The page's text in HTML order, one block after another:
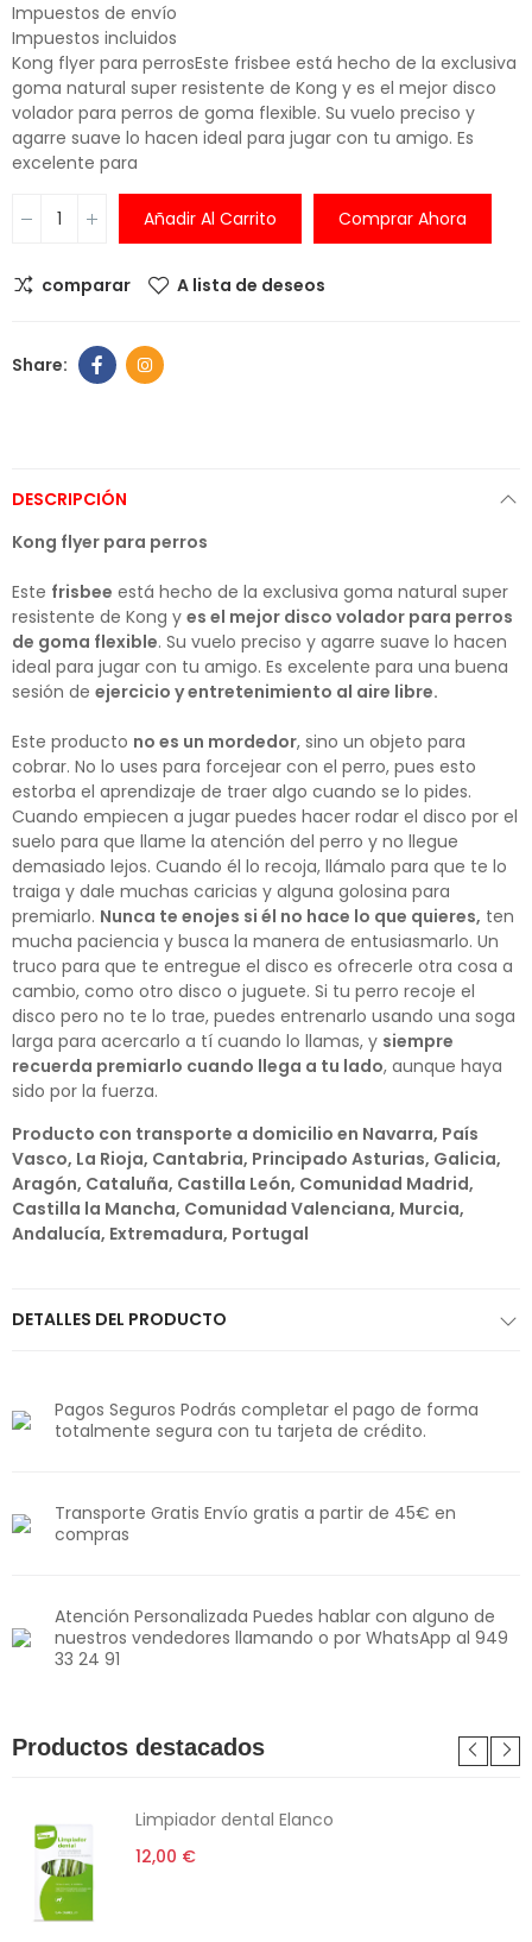
Impuestos de envío
Impuestos incluidos
Kong flyer para perrosEste frisbee está hecho de la exclusiva
goma natural super resistente de Kong y es el mejor disco
volador para perros de goma flexible. Su vuelo preciso y
agarre suave lo hacen ideal para jugar con tu amigo. Es
excelente para
Añadir Al Carrito Comprar Ahora
comparar A lista de deseos
DESCRIPCIÓN
Kong flyer para perros
Este frisbee está hecho de la exclusiva goma natural super
resistente de Kong y es el mejor disco volador para perros
de goma flexible. Su vuelo preciso y agarre suave lo hacen
ideal para jugar con tu amigo. Es excelente para una buena
sesión de ejercicio y entretenimiento al aire libre.
Este producto no es un mordedor, sino un objeto para
cobrar. No lo uses para forcejear con el perro, pues esto
estorba el aprendizaje de traer algo cuando se lo pides.
Cuando empiecen a jugar puedes hacer rodar el disco por el
suelo para que llame la atención del perro y no llegue
demasiado lejos. Cuando él lo recoja, llámalo para que te lo
traiga y dale muchas caricias y alguna golosina para
premiarlo. Nunca te enojes si él no hace lo que quieres, ten
mucha paciencia y busca la manera de entusiasmarlo. Un
truco para que te entregue el disco es ofrecerle otra cosa a
cambio, como otro disco o juguete. Si tu perro recoje el
disco pero no te lo trae, puedes entrenarlo usando una soga
larga para acercarlo a tí cuando lo llamas, y siempre
recuerda premiarlo cuando llega a tu lado, aunque haya
sido por la fuerza.
Producto con transporte a domicilio en Navarra, País
Vasco, La Rioja, Cantabria, Principado Asturias, Galicia,
Aragón, Cataluña, Castilla León, Comunidad Madrid,
Castilla la Mancha, Comunidad Valenciana, Murcia,
Andalucía, Extremadura, Portugal
DETALLES DEL PRODUCTO
Pagos Seguros Podrás completar el pago de forma
totalmente segura con tu tarjeta de crédito.
Transporte Gratis Envío gratis a partir de 45€ en
compras
Atención Personalizada Puedes hablar con alguno de
nuestros vendedores llamando o por WhatsApp al 949
33 24 91
Productos destacados
Limpiador dental Elanco
12,00 €